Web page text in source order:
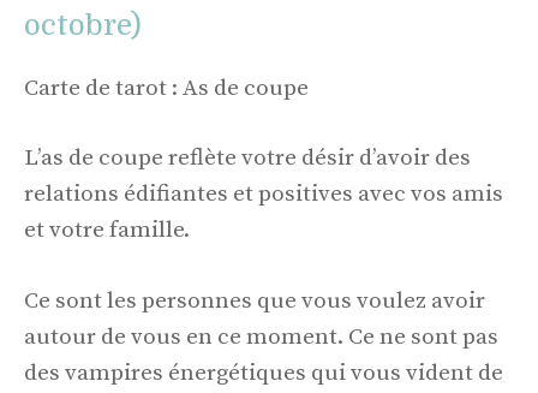
octobre)
Carte de tarot : As de coupe
L’as de coupe reflète votre désir d’avoir des
relations édifiantes et positives avec vos amis
et votre famille.
Ce sont les personnes que vous voulez avoir
autour de vous en ce moment. Ce ne sont pas
des vampires énergétiques qui vous vident de